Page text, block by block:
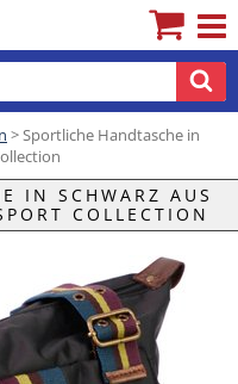
> Sportliche Handtasche in
IN SCHWARZ AUS
COLLECTION